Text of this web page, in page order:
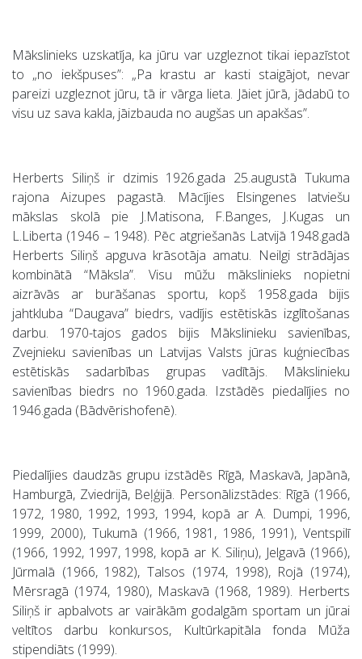
Mākslinieks uzskatīja, ka jūru var uzgleznot tikai iepazīstot
to „no iekšpuses”: „Pa krastu ar kasti staigājot, nevar
pareizi uzgleznot jūru, tā ir vārga lieta. Jāiet jūrā, jādabū to
visu uz sava kakla, jāizbauda no augšas un apakšas”.
Herberts Siliņš ir dzimis 1926.gada 25.augustā Tukuma
rajona Aizupes pagastā. Mācījies Elsingenes latviešu
mākslas skolā pie J.Matisona, F.Banges, J.Kugas un
L.Liberta (1946 – 1948). Pēc atgriešanās Latvijā 1948.gadā
Herberts Siliņš apguva krāsotāja amatu. Neilgi strādājas
kombinātā “Māksla”. Visu mūžu mākslinieks nopietni
aizrāvās ar burāšanas sportu, kopš 1958.gada bijis
jahtkluba “Daugava” biedrs, vadījis estētiskās izglītošanas
darbu. 1970-tajos gados bijis Mākslinieku savienības,
Zvejnieku savienības un Latvijas Valsts jūras kuģniecības
estētiskās sadarbības grupas vadītājs. Mākslinieku
savienības biedrs no 1960.gada. Izstādēs piedalījies no
1946.gada (Bādvērishofenē).
Piedalījies daudzās grupu izstādēs Rīgā, Maskavā, Japānā,
Hamburgā, Zviedrijā, Beļģijā. Personālizstādes: Rīgā (1966,
1972, 1980, 1992, 1993, 1994, kopā ar A. Dumpi, 1996,
1999, 2000), Tukumā (1966, 1981, 1986, 1991), Ventspilī
(1966, 1992, 1997, 1998, kopā ar K. Siliņu), Jelgavā (1966),
Jūrmalā (1966, 1982), Talsos (1974, 1998), Rojā (1974),
Mērsragā (1974, 1980), Maskavā (1968, 1989). Herberts
Siliņš ir apbalvots ar vairākām godalgām sportam un jūrai
veltītos darbu konkursos, Kultūrkapitāla fonda Mūža
stipendiāts (1999).